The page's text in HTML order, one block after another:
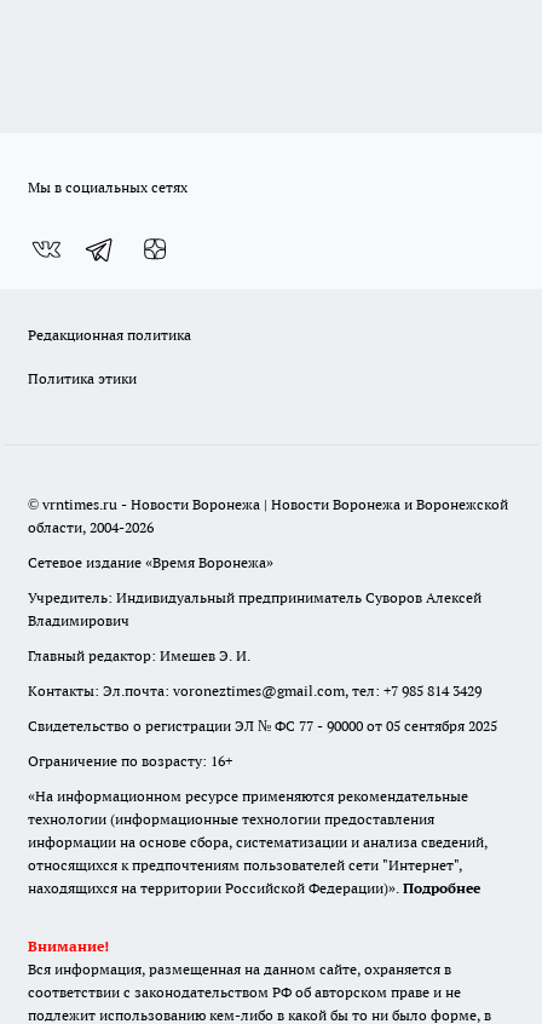
Мы в социальных сетях
Редакционная политика
Политика этики
© vrntimes.ru - Новости Воронежа | Новости Воронежа и Воронежской
области, 2004-2026
Сетевое издание «Время Воронежа»
Учредитель: Индивидуальный предприниматель Суворов Алексей
Владимирович
Главный редактор: Имешев Э. И.
Контакты: Эл.почта: voroneztimes@gmail.com, тел: +7 985 814 3429
Свидетельство о регистрации ЭЛ № ФС 77 - 90000 от 05 сентября 2025
Ограничение по возрасту: 16+
«На информационном ресурсе применяются рекомендательные
технологии (информационные технологии предоставления
информации на основе сбора, систематизации и анализа сведений,
относящихся к предпочтениям пользователей сети "Интернет",
находящихся на территории Российской Федерации)». Подробнее
Внимание!
Вся информация, размещенная на данном сайте, охраняется в
соответствии с законодательством РФ об авторском праве и не
подлежит использованию кем-либо в какой бы то ни было форме, в